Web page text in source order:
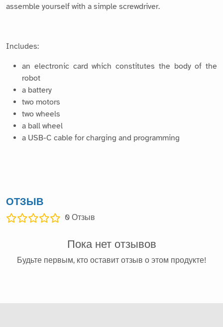
assemble yourself with a simple screwdriver.
Includes:
an electronic card which constitutes the body of the
robot
a battery
two motors
two wheels
a ball wheel
a USB-C cable for charging and programming
ОТЗЫВ
0 Отзыв
Пока нет отзывов
Будьте первым, кто оставит отзыв о этом продукте!